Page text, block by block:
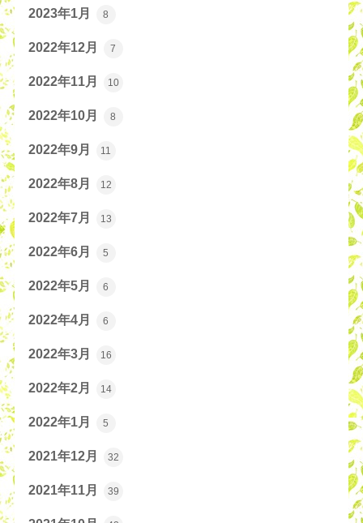
2023年1月 8
2022年12月 7
2022年11月 10
2022年10月 8
2022年9月 11
2022年8月 12
2022年7月 13
2022年6月 5
2022年5月 6
2022年4月 6
2022年3月 16
2022年2月 14
2022年1月 5
2021年12月 32
2021年11月 39